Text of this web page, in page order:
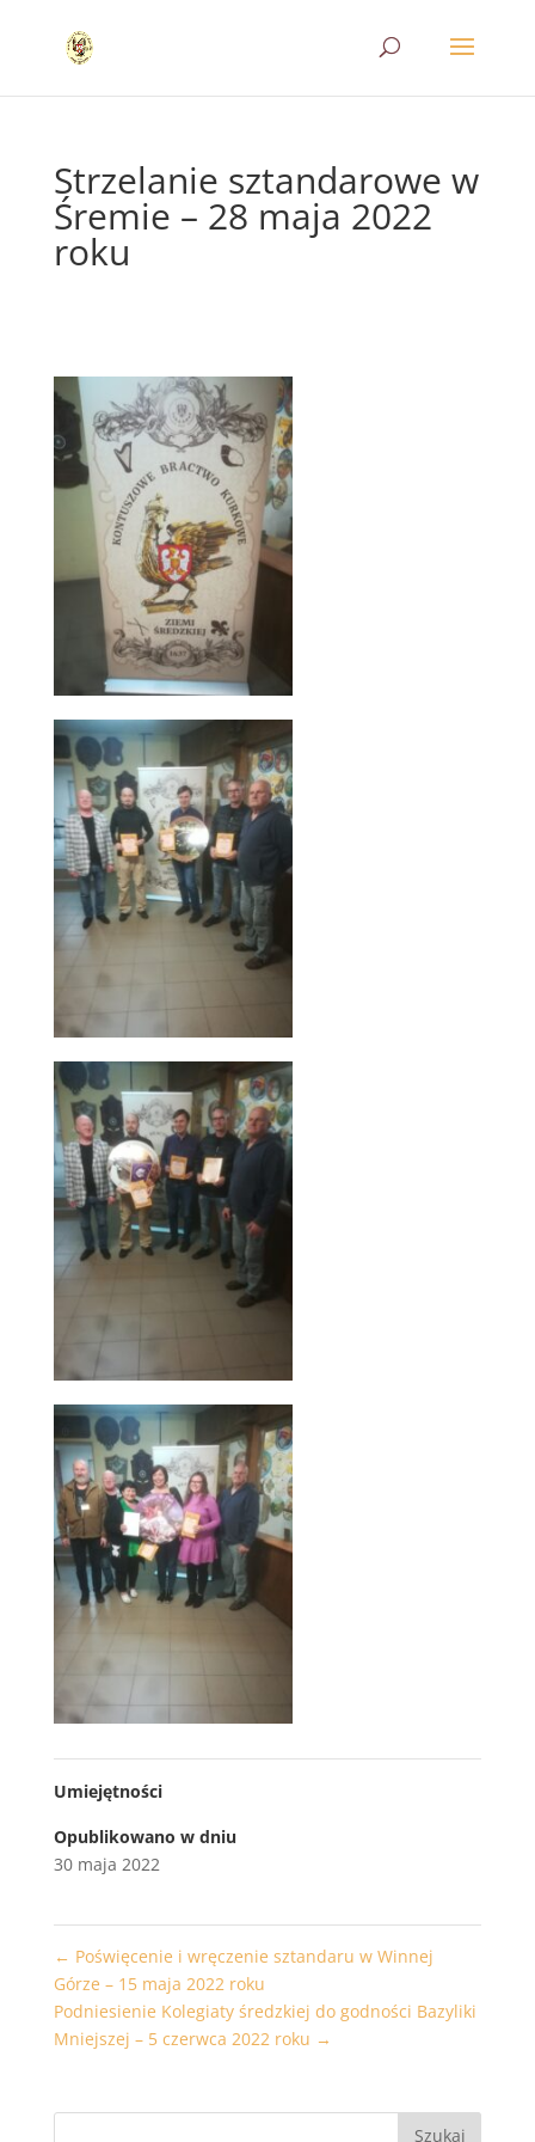
Strzelanie sztandarowe w
Śremie – 28 maja 2022
roku
Umiejętności
Opublikowano w dniu
30 maja 2022
← Poświęcenie i wręczenie sztandaru w Winnej
Górze – 15 maja 2022 roku
Podniesienie Kolegiaty średzkiej do godności Bazyliki
Mniejszej – 5 czerwca 2022 roku →